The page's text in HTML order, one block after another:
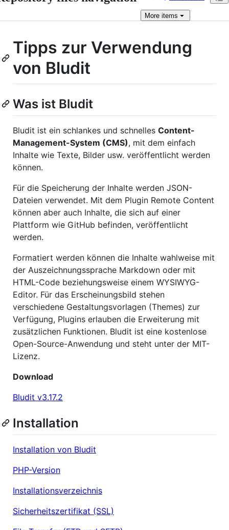
More items
Tipps zur Verwendung
von Bludit
Was ist Bludit
Bludit ist ein schlankes und schnelles Content-
Management-System (CMS), mit dem einfach
Inhalte wie Texte, Bilder usw. veröffentlicht werden
können.
Für die Speicherung der Inhalte werden JSON-
Dateien verwendet. Mit dem Plugin Remote Content
können aber auch Inhalte, die sich auf einer
Plattform wie GitHub befinden, veröffentlicht
werden.
Formatiert werden können die Inhalte wahlweise mit
der Auszeichnungssprache Markdown oder mit
HTML-Code beziehungsweise einem WYSIWYG-
Editor. Für das Erscheinungsbild stehen
verschiedene Gestaltungsvorlagen (Themes) zur
Verfügung, Plugins erlauben die Erweiterung mit
zusätzlichen Funktionen. Bludit ist eine kostenlose
Open-Source-Anwendung und steht unter der MIT-
Lizenz.
Download
Bludit v3.17.2
Installation
Installation von Bludit
PHP-Version
Installationsverzeichnis
Sicherheitszertifikat (SSL)